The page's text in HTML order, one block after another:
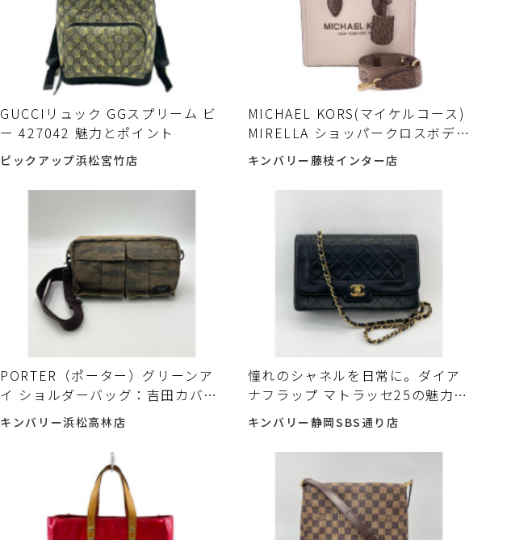
GUCCIリュック GGスプリーム ビ
ー 427042 魅力とポイント
ピックアップ浜松宮竹店
MICHAEL KORS(マイケルコース)
MIRELLA ショッパークロスボディ
2WAYバッグ 入荷しました♪
キンバリー藤枝インター店
PORTER（ポーター）グリーンア
イ ショルダーバッグ：吉田カバン
70周年記念モデルの魅力と選び方
中古で選ぶ前に確認したいポイン
キンバリー浜松高林店
憧れのシャネルを日常に。ダイア
ナフラップ マトラッセ25の魅力と
賢い選び方 中古で選ぶ前に確認し
たいポイント 入荷しました♪
キンバリー静岡SBS通り店